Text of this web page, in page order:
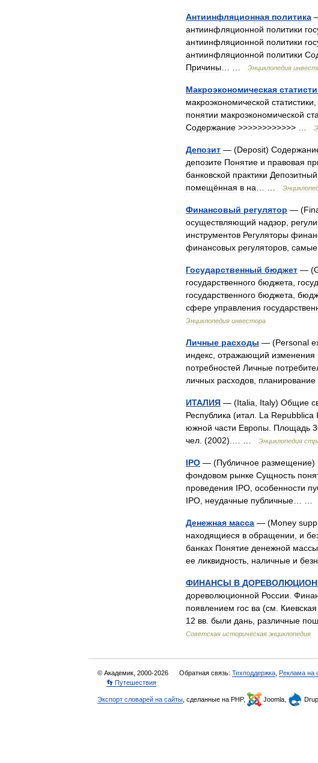
Антиинфляционная политика
антиинфляционной политики
антиинфляционной политики
антиинфляционной политики
Причины
Энциклопедия
Макроэкономическая
макроэкономической статистики
понятии макроэкономической
Содержание >>>>>>>>>>>> …
Депозит — (Deposit)
депозите Понятие и правовая
банковской практики Депозитный
помещённая в на
Финансовый регулятор — (
осуществляющий надзор
инструментов Регуляторы
финансовых регуляторов самые
Государственный бюджет — (
государственного бюджета
государственного бюджета
сфере управления
Энциклопедия инвестора
Личные расходы — (Personal
индекс отражающий изменения
потребностей Личные
личных расходов планирование
ИТАЛИЯ — (Italia Italy) Общие
Республика (итал La Repubblica
южной части Европы Площадь
чел . (2002).… … Энциклопедия
IPO — (Публичное размещение)
фондовом рынке Сущность
проведения IPO особенности
IPO неудачные публичные
Денежная масса — (Money
находящиеся в обращении и
банках Понятие денежной
ее ликвидность наличные и
ФИНАНСЫ В
дореволюционной России
появлением гос ва (см Киевская
12 вв были дань различные
Советская историческая энциклопедия
© Академик, 2000-2026 Обратная связь: Техподдержка Реклама на
👣 Путешествия
Экспорт словарей на сайты , сделанные на PHP, Joomla,